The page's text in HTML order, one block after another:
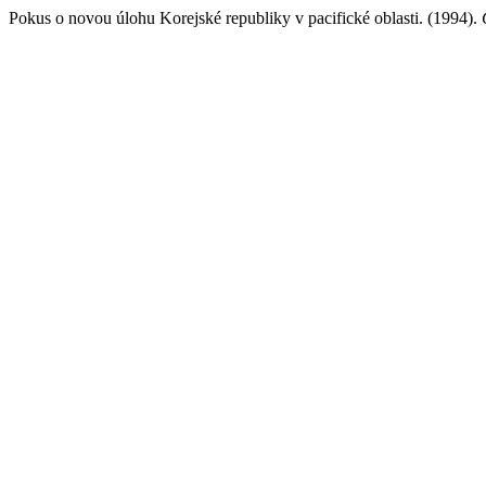
Pokus o novou úlohu Korejské republiky v pacifické oblasti. (1994).